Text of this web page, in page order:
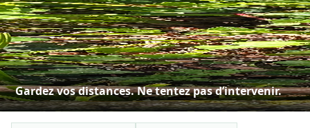
Gardez vos distances. Ne tentez pas d’intervenir.